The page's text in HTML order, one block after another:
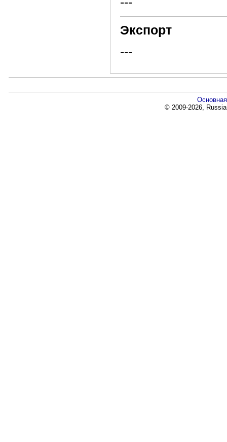
Экспорт
---
Основная
© 2009-2026,